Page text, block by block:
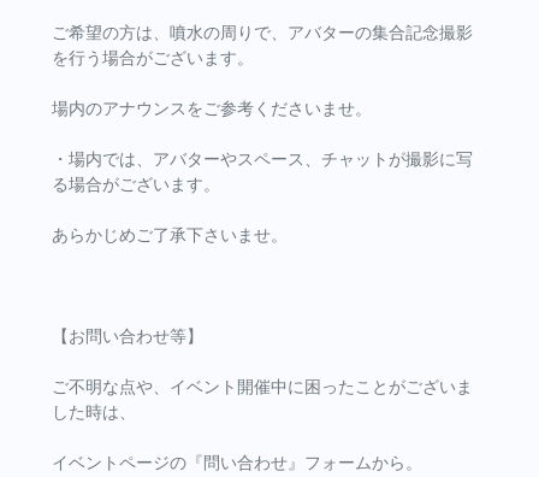
ご希望の方は、噴水の周りで、アバターの集合記念撮影
を行う場合がございます。
場内のアナウンスをご参考くださいませ。
・場内では、アバターやスペース、チャットが撮影に写
る場合がございます。
あらかじめご了承下さいませ。
【お問い合わせ等】
ご不明な点や、イベント開催中に困ったことがございま
した時は、
イベントページの『問い合わせ』フォームから。